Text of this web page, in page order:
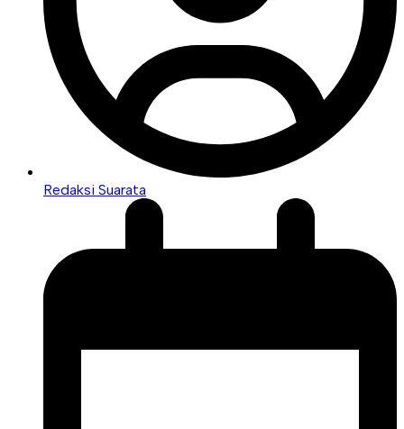
Redaksi Suarata